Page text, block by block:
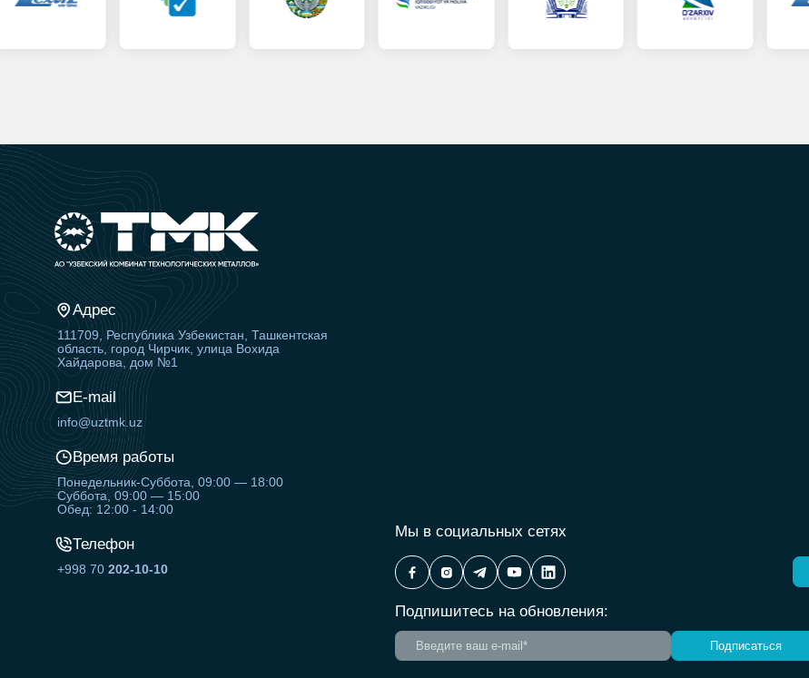
Адрес
111709, Республика Узбекистан, Ташкентская
область, город Чирчик, улица Вохида
Хайдарова, дом №1
E-mail
info@uztmk.uz
Время работы
Понедельник-Суббота, 09:00 — 18:00
Суббота, 09:00 — 15:00
Обед: 12:00 - 14:00
Телефон
+998 70 202-10-10
Мы в социальных сетях
Подпишитесь на обновления:
Подписаться